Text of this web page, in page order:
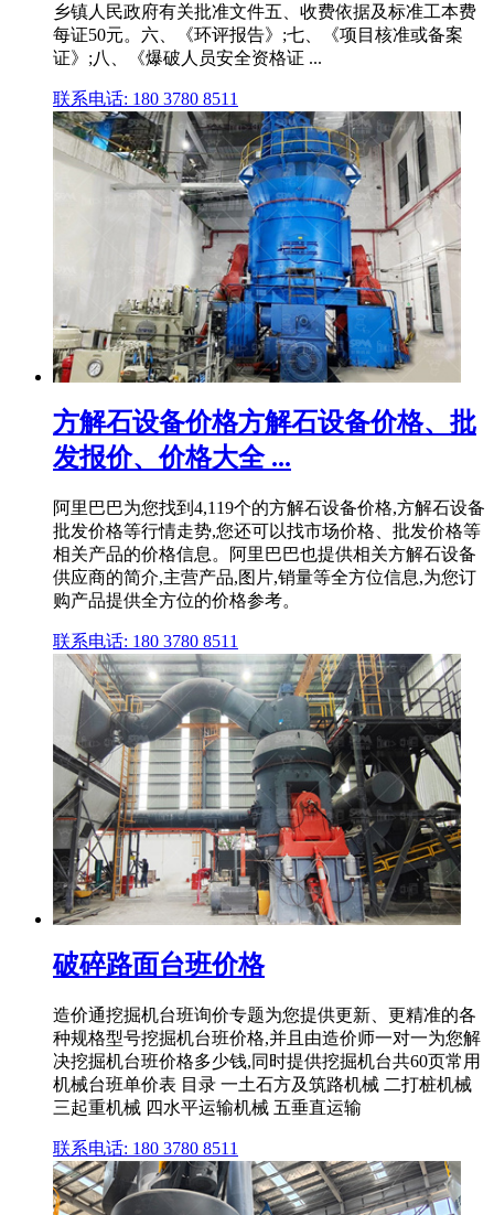
乡镇人民政府有关批准文件五、收费依据及标准工本费
每证50元。六、《环评报告》;七、《项目核准或备案
证》;八、《爆破人员安全资格证 ...
联系电话: 180 3780 8511
方解石设备价格方解石设备价格、批
发报价、价格大全 ...
阿里巴巴为您找到4,119个的方解石设备价格,方解石设备
批发价格等行情走势,您还可以找市场价格、批发价格等
相关产品的价格信息。阿里巴巴也提供相关方解石设备
供应商的简介,主营产品,图片,销量等全方位信息,为您订
购产品提供全方位的价格参考。
联系电话: 180 3780 8511
破碎路面台班价格
造价通挖掘机台班询价专题为您提供更新、更精准的各
种规格型号挖掘机台班价格,并且由造价师一对一为您解
决挖掘机台班价格多少钱,同时提供挖掘机台共60页常用
机械台班单价表 目录 一土石方及筑路机械 二打桩机械
三起重机械 四水平运输机械 五垂直运输
联系电话: 180 3780 8511